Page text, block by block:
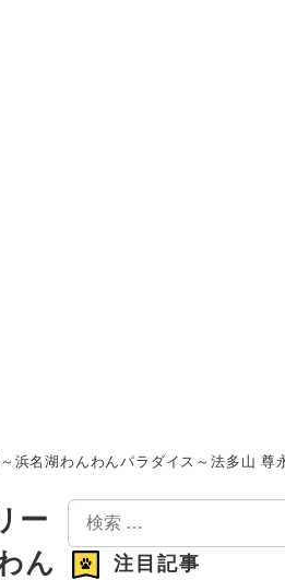
浜名湖わんわんパラダイス～法多山 尊
ー
ん
検
索
注目記事